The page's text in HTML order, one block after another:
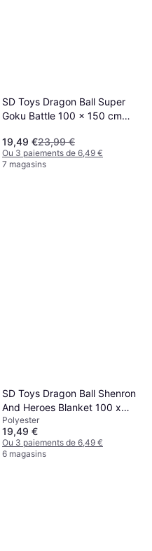
SD Toys Dragon Ball Super
Goku Battle 100 x 150 cm
19,49 €23,99 €
Ou 3 paiements de 6,49 €
7 magasins
SD Toys Dragon Ball Shenron
And Heroes Blanket 100 x
150 cm Couverture
(150x100cm)
Polyester
19,49 €
Ou 3 paiements de 6,49 €
6 magasins